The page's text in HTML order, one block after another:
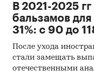
В 2021-2025
бальзамов
31%: с 90 до
После ухода
стали замещать
отечественными